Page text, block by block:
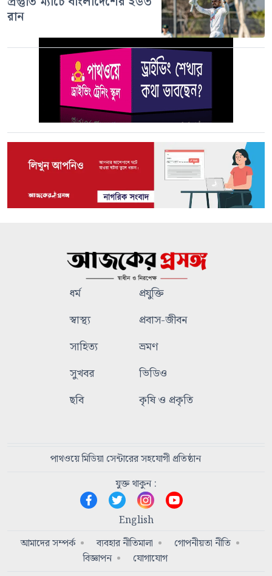
রান
ধর্ম
প্রযুক্তি
স্বাস্থ্য
প্রবাস-জীবন
সাহিত্য
ভ্রমণ
সুখবর
ভিডিও
ছবি
কৃষি ও প্রকৃতি
পাথওয়ে মিডিয়া সেন্টারের সহযোগী প্রতিষ্ঠান
যুক্ত থাকুন :
English
আমাদের সম্পর্ক
ব্যবহার নীতিমালা
গোপনীয়তা নীতি
বিজ্ঞাপন
যোগাযোগ